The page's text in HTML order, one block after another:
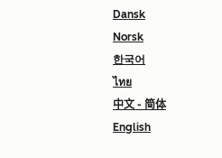
Dansk
Norsk
한국어
ไทย
中文 - 简体
English